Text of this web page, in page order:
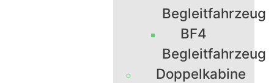
Begleitfahrzeug
BF4
Begleitfahrzeug
Doppelkabine